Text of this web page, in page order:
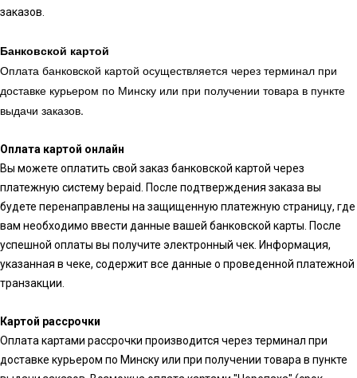
заказов.
Банковской картой
Оплата банковской картой осуществляется через терминал при
доставке курьером по Минску или при получении товара в пункте
выдачи заказов.
Оплата картой онлайн
Вы можете оплатить свой заказ банковской картой через
платежную систему bepaid. После подтверждения заказа вы
будете перенаправлены на защищенную платежную страницу, где
вам необходимо ввести данные вашей банковской карты. После
успешной оплаты вы получите электронный чек. Информация,
указанная в чеке, содержит все данные о проведенной платежной
транзакции.
Картой рассрочки
Оплата картами рассрочки производится через терминал при
доставке курьером по Минску или при получении товара в пункте